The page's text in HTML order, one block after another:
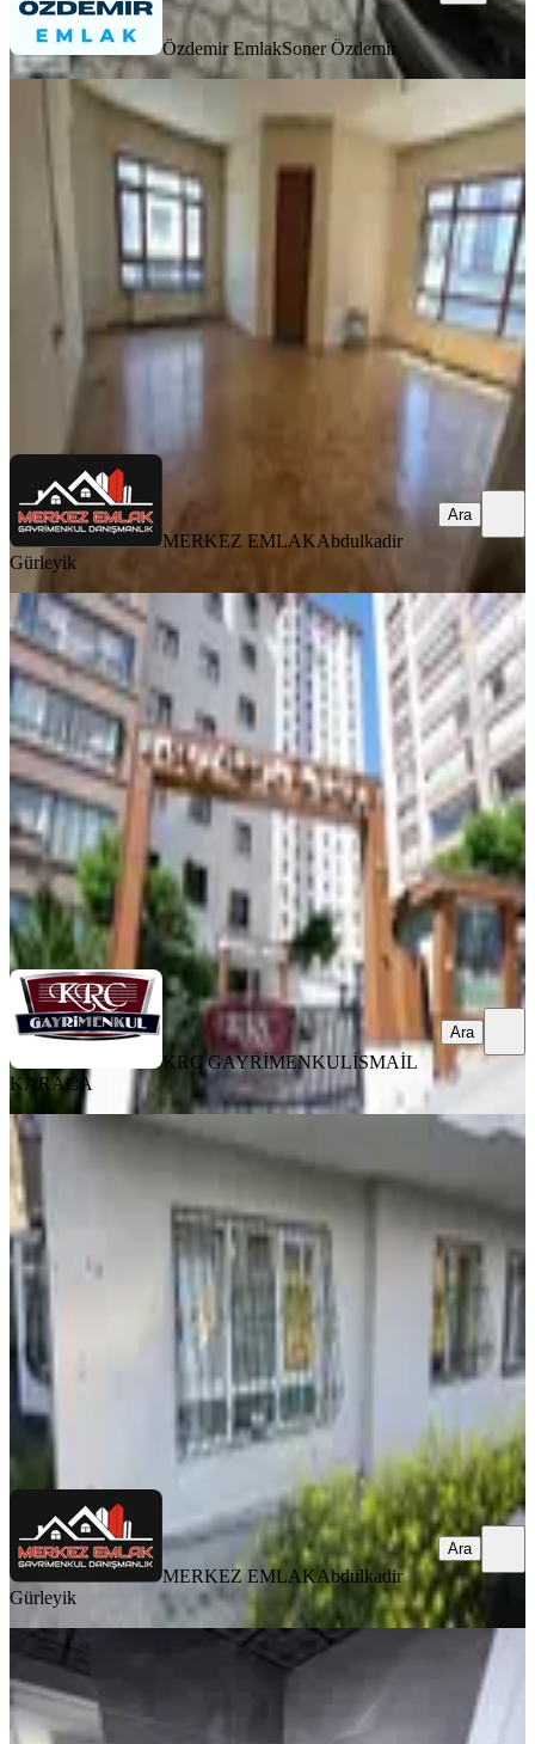
Özdemir EmlakSoner Özdemir
Gülveren Mah 3+1 Kat 1 Ön Cephe
Bağımsız 120m2 Kombili
Mamak, Gülveren Mahallesi
3+1
3.500.000 ₺
MERKEZ EMLAK
MERKEZ EMLAKAbdulkadir
Gürleyik
Ara
YENİ
Krc'den Durali Alıç Mahallesinde
Caddeye Okula Yakın 11.kat 3+1!
Mamak, Durali Alıç Mahallesi
3+1·135 m²· 11. Kat · 06.08.2026
6.800.000 ₺
KRC GAYRİMENKUL İSMAİL KARACA
Ara
KRC GAYRİMENKULİSMAİL
KARACA
Ara
YENİ
Bahçelerüstü Mah 3+1 Kot 1 Ön
Cephe 100 M2 Bağımsız
Mamak, Bahçelerüstü Mahallesi
·100 m² Kot 1 · 06.08.2026
2.670.000 ₺
MERKEZ EMLAK Abdulkadir Gürleyik
MERKEZ EMLAKAbdulkadir
Gürleyik
Ara
Vadi Manzara Evlerinde Hemen
Oturum | 3+1 Lüks Satılık Daire
Mamak, Akşemsettin Mahallesi